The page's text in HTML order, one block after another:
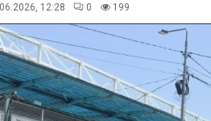
12:28 0 200